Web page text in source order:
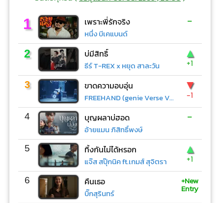
1 เพราะพี่รักจริง
หนึ่ง บีเคแบนด์
-
2 บ่มีสิทธิ์
ธีร์ T-REX x หยุด สาละวัน
▲
+1
3 ขาดความอบอุ่น
FREEHAND (genie Verse Vol.1)
▼
-1
4 บุญผลาบ่ฮอด
อ้ายแมน ภิสิทธิ์พงษ์
-
5 ทิ้งกันไม่ได้หรอก
แจ๊ส สปุ๊กนิค ft.เกมส์ สุจิตรา
▲
+1
6 คืนเธอ
บิ๊กสุรินทร์
+New
Entry